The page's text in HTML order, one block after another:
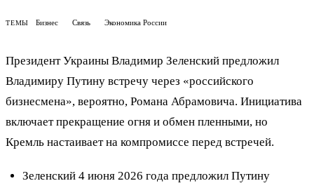
ТЕМЫ Бизнес Связь Экономика России
Президент Украины Владимир Зеленский предложил
Владимиру Путину встречу через «российского
бизнесмена», вероятно, Романа Абрамовича. Инициатива
включает прекращение огня и обмен пленными, но
Кремль настаивает на компромиссе перед встречей.
Зеленский 4 июня 2026 года предложил Путину